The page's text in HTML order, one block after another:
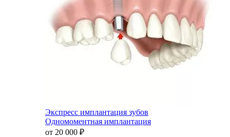
Экспресс имплантация зубов
Одномоментная имплантация
от 20 000 ₽